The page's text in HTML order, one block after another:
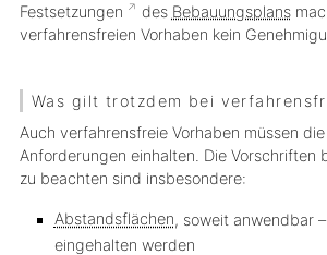
Festsetzungen
des Bebauungsplans
verfahrensfreien Vorhaben kein
Was gilt trotzdem bei
Auch verfahrensfreie Vorhaben müssen
Anforderungen einhalten. Die Vorschriften
zu beachten sind insbesondere:
Abstandsflächen, soweit anwendbar
eingehalten werden